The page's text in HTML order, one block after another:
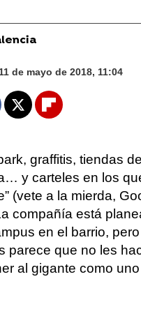
11 de mayo de 2018, 11:04
X Flipboard
graffitis, tiendas
y carteles en los
(vete a la mierda,
compañía está
en el barrio,
parece que no les
al gigante como